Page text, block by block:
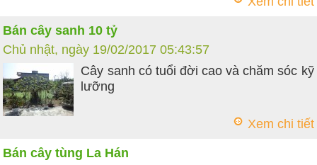
Bán cây sanh 10 tỷ
Chủ nhật, ngày 19/02/2017 05:43:57
Cây sanh có tuổi đời cao và chăm sóc kỹ
lưỡng
Xem chi tiết
Bán cây tùng La Hán